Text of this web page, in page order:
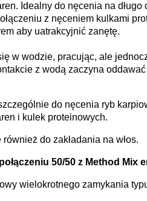
Idealny do nęcenia na długo
z nęceniem kulkami
aby uatrakcyjnić zanętę.
w wodzie, pracując, ale
z wodą zaczyna
do nęcenia ryb
i kulek proteinowych.
do zakładania na włos.
50/50 z Method Mix
wielokrotnego zamykania